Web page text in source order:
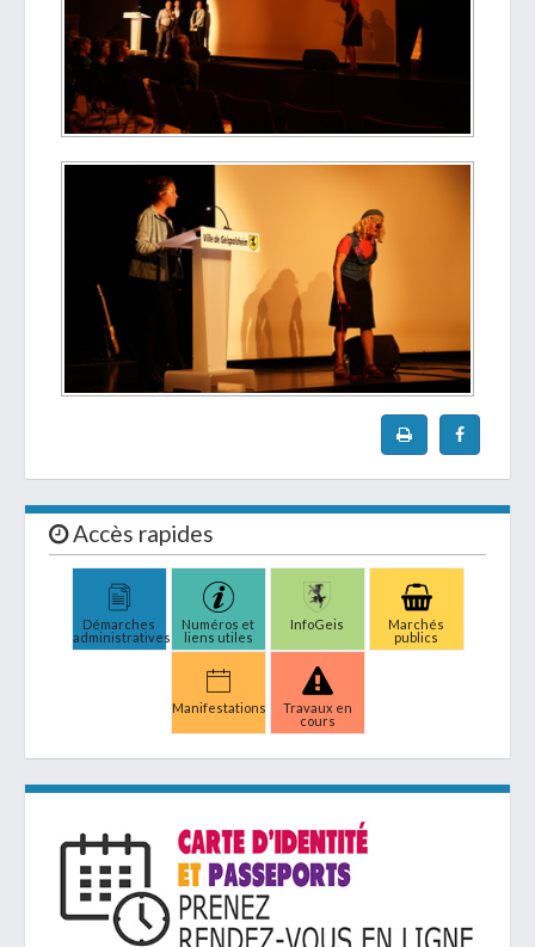
Accès rapides
Démarches
administratives
Numéros et
liens utiles
InfoGeis
Marchés
publics
Manifestations
Travaux en
cours